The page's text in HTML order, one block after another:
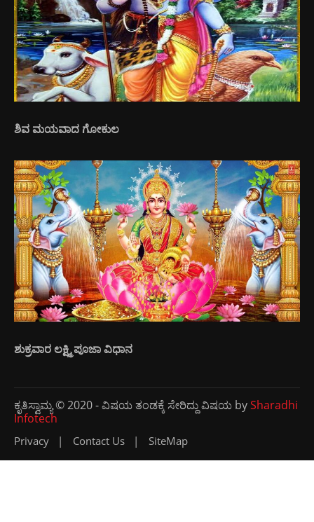
ಶಿವ ಮಯವಾದ ಗೋಕುಲ
ಶುಕ್ರವಾರ ಲಕ್ಷ್ಮಿ ಪೂಜಾ ವಿಧಾನ
ಕೃತಿಸ್ವಾಮ್ಯ © 2020 - ವಿಷಯ ತಂಡಕ್ಕೆ ಸೇರಿದ್ದು ವಿಷಯ bySharadhi
Infotech
Privacy Contact Us SiteMap